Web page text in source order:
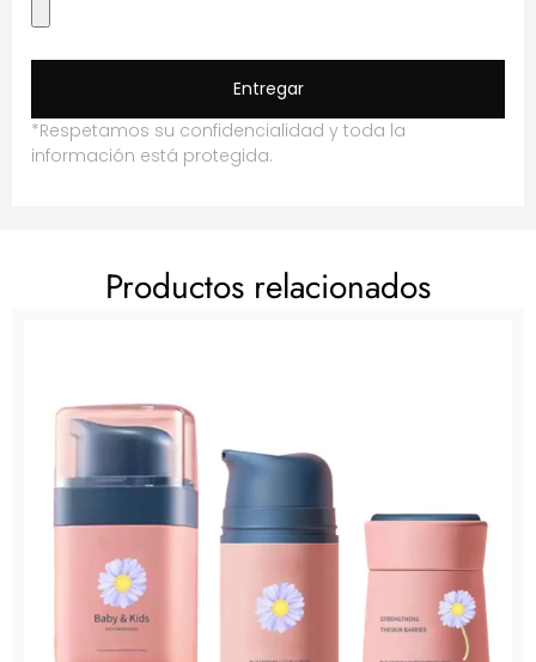
Entregar
*Respetamos su confidencialidad y toda la
información está protegida.
Productos relacionados